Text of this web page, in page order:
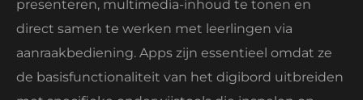
presenteren, multimedia-inhoud te tonen en
direct samen te werken met leerlingen via
aanraakbediening. Apps zijn essentieel omdat ze
de basisfunctionaliteit van het digibord uitbreiden